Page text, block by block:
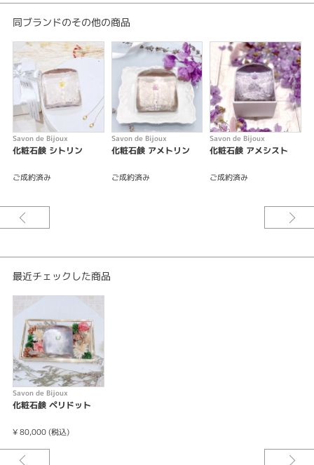
グリーン
石種
ペリドット
カラット
3.09ct
紹介文
〈標準重量〉120ｇ
リン ダマスクバラ花エキス 香料 紫401
MADE IN JAPAN
◎石鹸として使用する際は、フィルムをはがし必ず中の宝石を
取り出してから使用してください。
◎お肌に合わない場合はご使用を中止してください。
◎目に入ったときは、直ちに洗い流してください。
◎アミノ酸石鹸は柔らかく使用後、皿等に置くとくっついて
しまう可能性があります。
問題なくご利用いただけます。
◎フィルムに多少の傷がつく場合がことがありますが、品質
同ブランドのその他の商品
Savon de Bijoux
化粧石鹸 シトリン
ご成約済み
Savon de Bijoux
化粧石鹸 アメトリン
ご成約済み
Savon de Bijoux
化粧石鹸 アメシスト
ご成約済み
最近チェックした商品
Savon de Bijoux
化粧石鹸 ペリドット
¥ 80,000 (税込)